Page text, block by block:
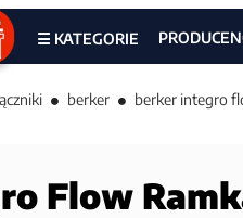
☰ KATEGORIE
berker berker integro
Flow